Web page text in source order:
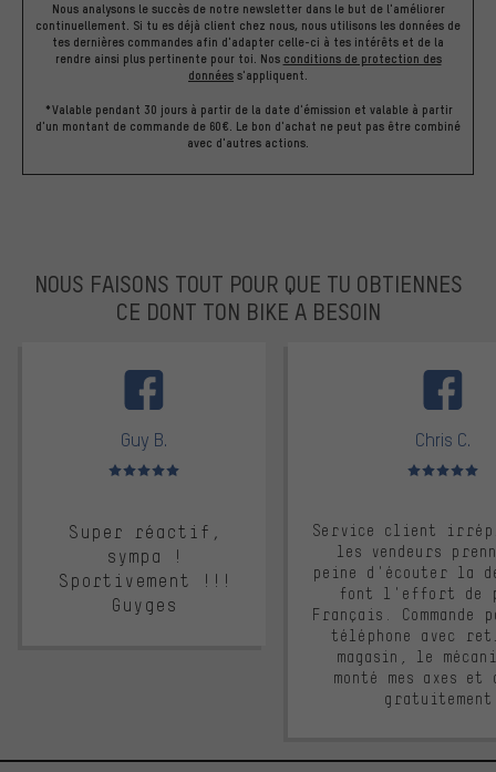
Nous analysons le succès de notre newsletter dans le but de l'améliorer
continuellement. Si tu es déjà client chez nous, nous utilisons les données de
tes dernières commandes afin d'adapter celle-ci à tes intérêts et de la
rendre ainsi plus pertinente pour toi. Nos conditions de protection des
données s'appliquent.
*Valable pendant 30 jours à partir de la date d'émission et valable à partir
d'un montant de commande de 60€. Le bon d'achat ne peut pas être combiné
avec d'autres actions.
NOUS FAISONS TOUT POUR QUE TU OBTIENNES
CE DONT TON BIKE A BESOIN
Guy B.
Note moyenne : 5 sur 5
Super réactif,
sympa !
Sportivement !!!
Guyges
Chris C.
Note moyenne :
Service client
les vendeurs
peine d'écouter la
font l'effort de
Français. Commande
téléphone avec
magasin, le
monté mes axes et